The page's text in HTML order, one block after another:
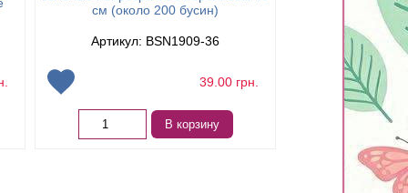
см (около 200 бусин)
Артикул: BSN1909-36
39.00 грн.
В корзину
низка 29 см
Артикул:
Нет в